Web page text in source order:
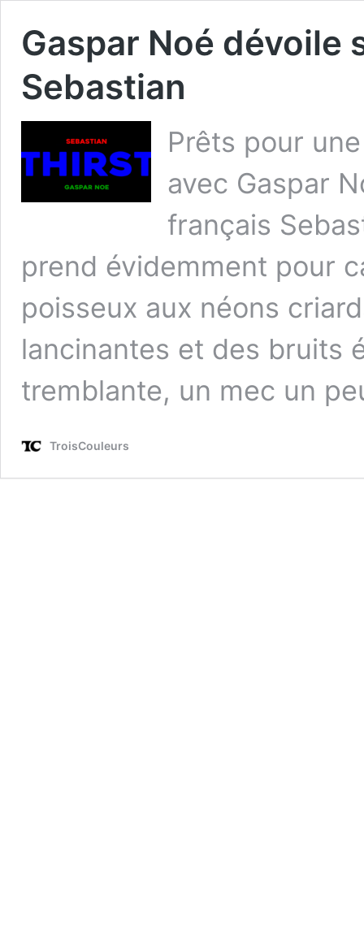
Gaspar Noé dévoile
Sebastian
Prêts pour
avec Gaspar
français
prend évidemment pour
poisseux aux néons
lancinantes et des bruits
tremblante, un mec un
TroisCouleurs